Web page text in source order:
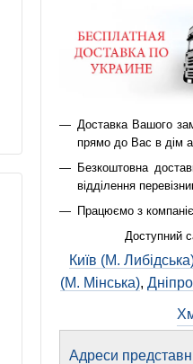
Доставка Вашого
прямо до Вас в дім
Безкоштовна
відділення
Працюємо з
Доступний
Київ (М.
(М. Мінська), Дніпро
Адреси